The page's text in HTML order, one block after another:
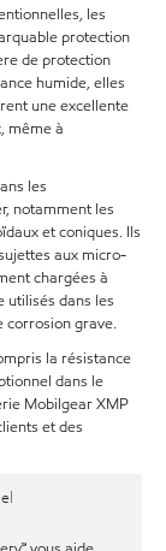
les
protection
de protection
humide, elles
une excellente
même à
les
notamment les
et coniques. Ils
aux micro-
chargées à
utilisés dans les
corrosion grave.
la résistance
dans le
Mobilgear XMP
et des